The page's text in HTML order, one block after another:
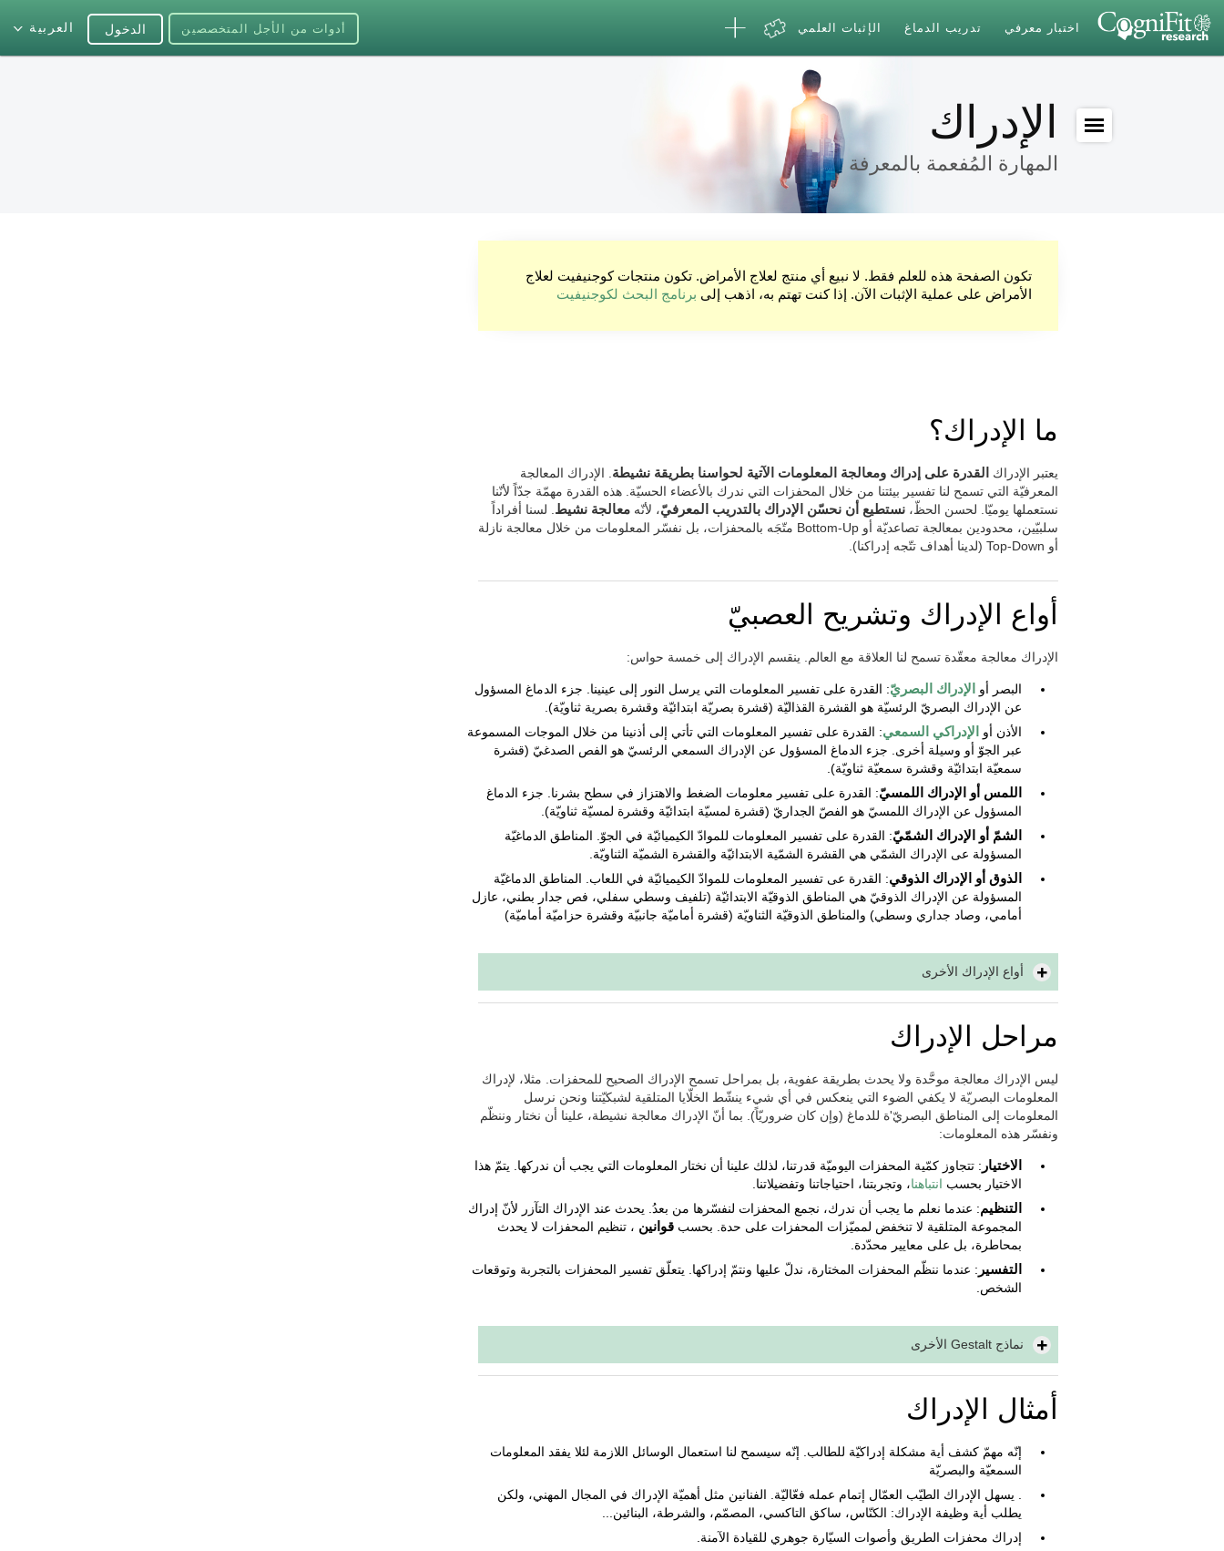
اختبار معرفي تدريب الدماغ الإثبات العلمي أدوات من الأجل المتخصصين العربية الدخول
الإدراك
المهارة المُفعمة بالمعرفة
تكون الصفحة هذه للعلم فقط. لا نبيع أي منتج لعلاج الأمراض. تكون منتجات كوجنيفيت لعلاج
الأمراض على عملية الإثبات الآن. إذا كنت تهتم به، اذهب إلى برنامج البحث لكوجنيفيت
ما الإدراك؟
يعتبر الإدراك القدرة على إدراك ومعالجة المعلومات الآتية لحواسنا بطريقة نشيطة . الإدراك المعالجة
المعرفيّة التي تسمح لنا تفسير بيئتنا من خلال المحفزات التي ندرك بالأعضاء الحسيّة. هذه القدرة مهمّة جدّاً لأنّنا
نستعملها يوميّا. لحسن الحظّ، نستطيع أن نحسّن الإدراك بالتدريب المعرفيّ، لأنّه معالجة نشيط . لسنا أفراداً
سلبيّين، محدودين بمعالجة تصاعديّة أو Bottom-Up متّجَه بالمحفزات، بل نفسّر المعلومات من خلال معالجة نازلة
أو Top-Down (لدينا أهداف تتّجه إدراكنا).
أواع الإدراك وتشريح العصبيّ
الإدراك معالجة معقّدة تسمح لنا العلاقة مع العالم. ينقسم الإدراك إلى خمسة حواس:
البصر أو الإدراك البصريّ: القدرة على تفسير المعلومات التي يرسل النور إلى عينينا. جزء الدماغ المسؤول
عن الإدراك البصريّ الرئسيّة هو القشرة القذاليّة (قشرة بصريّة ابتدائيّة وقشرة بصرية ثناويّة).
الأذن أو
الإدراكي السمعي: القدرة على تفسير المعلومات التي تأتي إلى أذنينا من خلال الموجات المسموعة
عبر الجوّ أو وسيلة أخرى. جزء الدماغ المسؤول عن الإدراك السمعي الرئسيّ هو الفص الصدغيّ (قشرة
سمعيّة ابتدائيّة وقشرة سمعيّة ثناويّة).
اللمس أو الإدراك اللمسيّ: القدرة على تفسير معلومات الضغط والاهتزاز في سطح بشرنا. جزء الدماغ
المسؤول عن الإدراك اللمسيّ هو الفصّ الجداريّ (قشرة لمسيّة ابتدائيّة وقشرة لمسيّة ثناويّة).
الشمّ أو الإدراك الشمّيّ: القدرة على تفسير المعلومات للموادّ الكيميائيّة في الجوّ. المناطق الدماغيّة
المسؤولة عى الإدراك الشمّي هي القشرة الشمّية الابتدائيّة والقشرة الشميّة الثناويّة.
الذوق أو الإدراك الذوقي: القدرة عى تفسير المعلومات للموادّ الكيميائيّة في اللعاب. المناطق الدماغيّة
المسؤولة عن الإدراك الذوقيّ هي المناطق الذوقيّة الابتدائيّة (تلفيف وسطي سفلي، فص جدار بطني، عازل
أمامي، وصاد جداري وسطي) والمناطق الذوقيّة الثناويّة (قشرة أماميّة جانبيّة وقشرة حزاميّة أماميّة)
أواع الإدراك الأخرى
مراحل الإدراك
ليس الإدراك معالجة موحَّدة ولا يحدث بطريقة عفوية، بل بمراحل تسمح الإدراك الصحيح للمحفزات. مثلا، لإدراك
المعلومات البصريّة لا يكفي الضوء التي ينعكس في أي شيء ينشّط الخلّايا المتلقية لشبكيّتنا ونحن نرسل
المعلومات إلى المناطق البصريّ'ة للدماغ (وإن كان ضروريّاً). بما أنّ الإدراك معالجة نشيطة، علينا أن نختار وننظّم
ونفسّر هذه المعلومات:
الاختيار : تتجاوز كمّية المحفزات اليوميّة قدرتنا، لذلك علينا أن نختار المعلومات التي يجب أن ندركها. يتمّ هذا
الاختيار بحسب انتباهنا، وتجربتنا، احتياجاتنا وتفضيلاتنا.
التنظيم: عندما نعلم ما يجب أن ندرك، نجمع المحفزات لنفسّرها من بعدُ. يحدث عند الإدراك التآزر لأنّ إدراك
المجموعة المتلقية لا تنخفض لمميّزات المحفزات على حدة. بحسب قوانين ، تنظيم المحفزات لا يحدث
بمحاطرة، بل على معايير محدّدة.
التفسير : عندما ننظّم المحفزات المختارة، ندلّ عليها ونتمّ إدراكها. يتعلّق تفسير المحفزات بالتجربة وتوقعات
الشخص.
نماذج Gestalt الأخرى
أمثال الإدراك
إنّه مهمّ كشف أية مشكلة إدراكيّة للطالب. إنّه سيسمح لنا استعمال الوسائل اللازمة لئلا يفقد المعلومات
السمعيّة والبصريّة
. يسهل الإدراك الطيّب العمّال إتمام عمله فعّاليّة. الفنانين مثل أهميّة الإدراك في المجال المهني، ولكن
يطلب أية وظيفة الإدراك: الكنّاس، ساكق التاكسي، المصمّم، والشرطة، البنائين...
إدراك محفزات الطريق وأصوات السيّارة جوهري للقيادة الآمنة.